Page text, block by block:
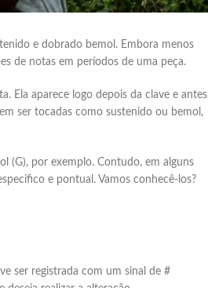
e dobrado bemol. Embora menos
de notas em períodos de uma peça.
Ela aparece logo depois da clave e antes
ser tocadas como sustenido ou bemol,
(G), por exemplo. Contudo, em alguns
e pontual. Vamos conhecê-los?
ser registrada com um sinal de #